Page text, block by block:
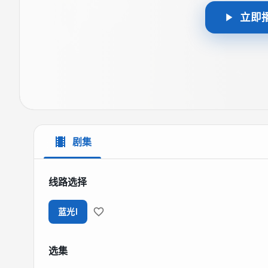
立即
剧集
线路选择
蓝光I
选集